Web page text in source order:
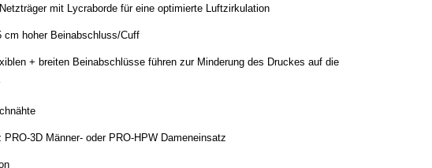
mit Lycraborde für eine optimierte Luftzirkulation
cm hoher Beinabschluss/Cuff
+ breiten Beinabschlüsse führen zur Minderung des Druckes auf die
3D Männer- oder PRO-HPW Dameneinsatz